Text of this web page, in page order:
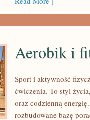
Aerobik i
Sport i aktywność
ćwiczenia. To styl
oraz codzienną
rozbudowane bazę